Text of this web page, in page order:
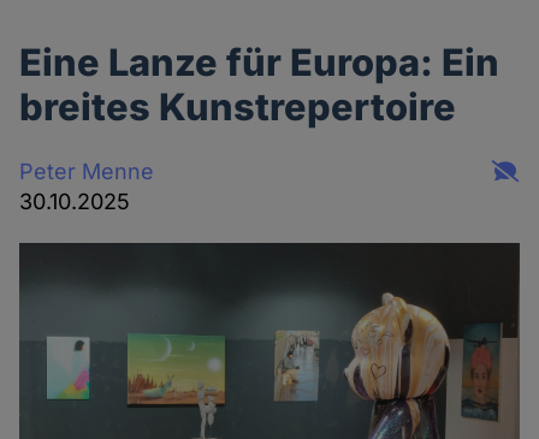
Eine Lanze für Europa: Ein
breites Kunstrepertoire
Peter Menne
30.10.2025